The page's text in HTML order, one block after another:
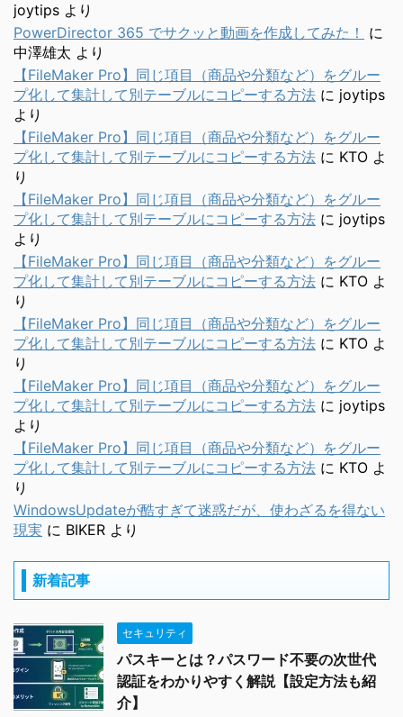
joytips より
PowerDirector 365 でサクッと動画を作成してみた！
に
中澤雄太 より
【FileMaker Pro】同じ項目（商品や分類など）をグルー
プ化して集計して別テーブルにコピーする方法 に joytips
より
【FileMaker Pro】同じ項目（商品や分類など）をグルー
プ化して集計して別テーブルにコピーする方法 に KTO よ
り
【FileMaker Pro】同じ項目（商品や分類など）をグルー
プ化して集計して別テーブルにコピーする方法 に joytips
より
【FileMaker Pro】同じ項目（商品や分類など）をグルー
プ化して集計して別テーブルにコピーする方法 に KTO よ
り
【FileMaker Pro】同じ項目（商品や分類など）をグルー
プ化して集計して別テーブルにコピーする方法 に KTO よ
り
【FileMaker Pro】同じ項目（商品や分類など）をグルー
プ化して集計して別テーブルにコピーする方法 に joytips
より
【FileMaker Pro】同じ項目（商品や分類など）をグルー
プ化して集計して別テーブルにコピーする方法 に KTO よ
り
WindowsUpdateが酷すぎて迷惑だが、使わざるを得ない
現実 に BIKER より
新着記事
セキュリティ
パスキーとは？パスワード不要の次世代
認証をわかりやすく解説【設定方法も紹
介】